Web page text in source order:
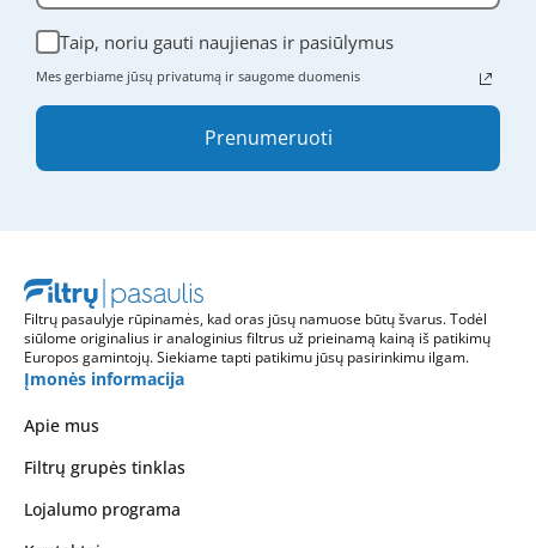
Taip, noriu gauti naujienas ir pasiūlymus
Mes gerbiame jūsų privatumą ir saugome duomenis
Prenumeruoti
Filtrų pasaulyje rūpinamės, kad oras jūsų namuose būtų švarus. Todėl
siūlome originalius ir analoginius filtrus už prieinamą kainą iš patikimų
Europos gamintojų. Siekiame tapti patikimu jūsų pasirinkimu ilgam.
Įmonės informacija
Apie mus
Filtrų grupės tinklas
Lojalumo programa